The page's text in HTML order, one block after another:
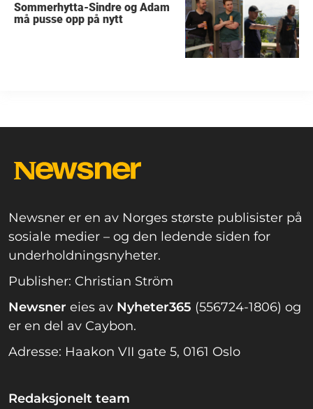
Sommerhytta-Sindre og Adam
må pusse opp på nytt
Newsner er en av Norges største publisister på
sosiale medier – og den ledende siden for
underholdningsnyheter.
Publisher: Christian Ström
Newsner eies av Nyheter365 (556724-1806) og
er en del av Caybon.
Adresse: Haakon VII gate 5, 0161 Oslo
Redaksjonelt team